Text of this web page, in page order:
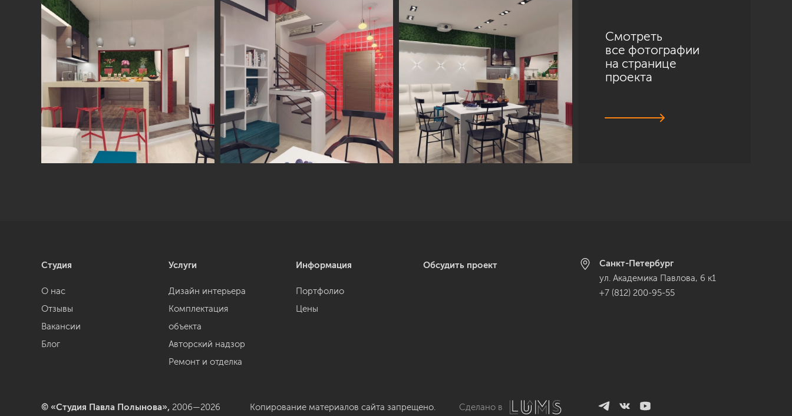
Смотреть
все фотографии
на странице
проекта
Студия
О нас
Отзывы
Вакансии
Блог
Услуги
Дизайн интерьера
Комплектация
объекта
Авторский надзор
Ремонт и отделка
Информация
Портфолио
Цены
Обсудить проект
Санкт-Петербург
ул. Академика Павлова, 6 к1
+7 (812) 200-95-55
© «Студия Павла Полынова», 2006—2026 Копирование материалов сайта запрещено. Сделано в